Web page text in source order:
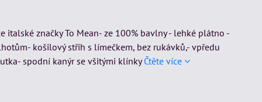
značky To Mean- ze 100% bavlny - lehké plátno -
košilový střih s límečkem, bez rukávků,- vpředu
spodní kanýr se všitými klínkyČtěte více